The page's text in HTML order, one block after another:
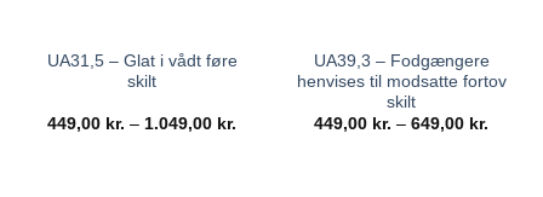
UA31,5 – Glat i vådt føre
skilt
449,00 kr. – 1.049,00 kr.
UA39,3 – Fodgængere
henvises til modsatte fortov
skilt
449,00 kr. – 649,00 kr.